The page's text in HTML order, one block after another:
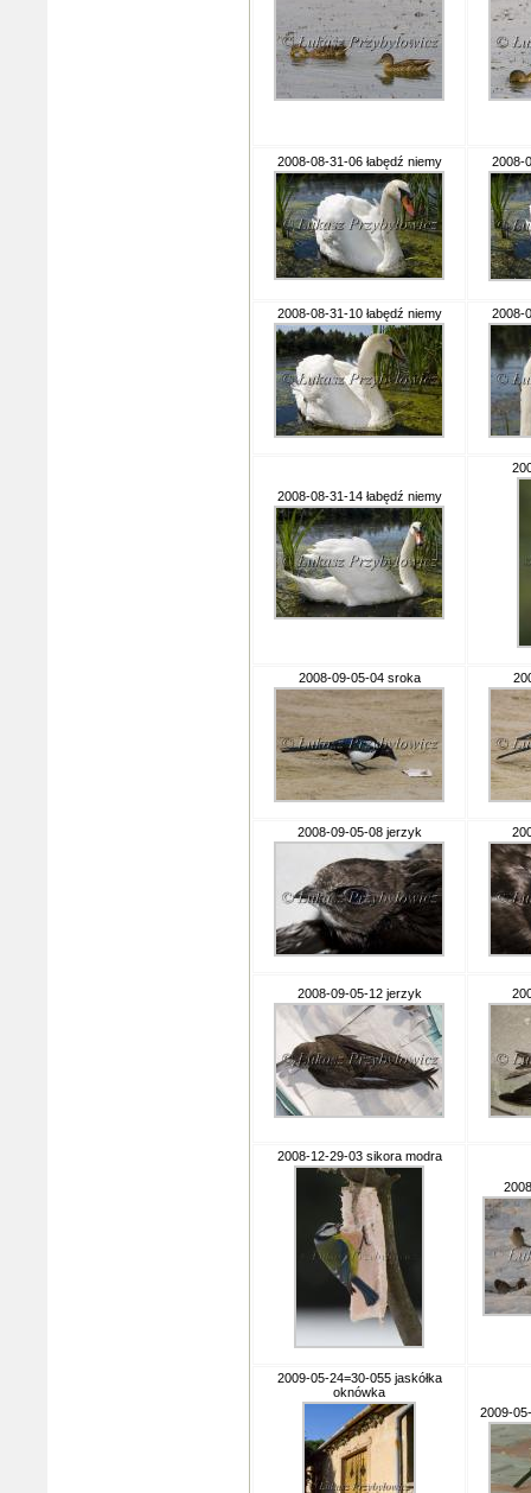
2008-08-31-06 łabędź niemy 2008-
2008-08-31-10 łabędź niemy 2008-
2008-08-31-14 łabędź niemy
2008-09-05-04 sroka
2008-09-05-08 jerzyk
2008-09-05-12 jerzyk
2008-12-29-03 sikora modra
2009-05-24=30-055 jaskółka
oknówka
2009-